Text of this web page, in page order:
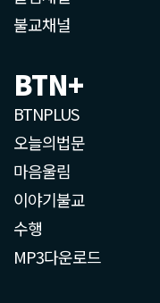
불교채널
BTN+
BTNPLUS
오늘의법문
마음울림
이야기불교
수행
MP3다운로드